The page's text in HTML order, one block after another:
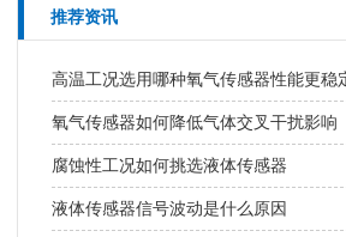
推荐资讯
高温工况选用哪种氧气传感器性能更稳
氧气传感器如何降低气体交叉干扰影响
腐蚀性工况如何挑选液体传感器
液体传感器信号波动是什么原因